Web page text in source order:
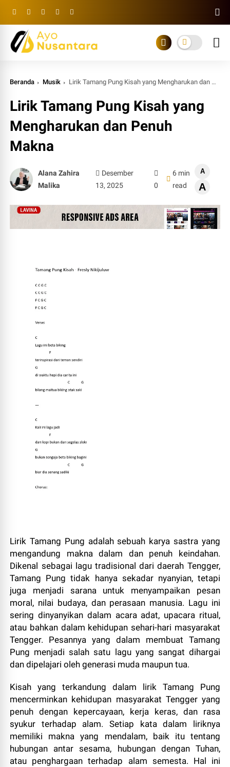
Beranda Musik Lirik Tamang Pung Kisah yang Mengharukan dan Penuh Makna
Lirik Tamang Pung Kisah yang
Mengharukan dan Penuh
Makna
Alana Zahira
Malika
Desember
13, 2025
0
6 min
read
A
A
Lirik Tamang Pung adalah sebuah karya sastra yang
mengandung makna dalam dan penuh keindahan.
Dikenal sebagai lagu tradisional dari daerah Tengger,
Tamang Pung tidak hanya sekadar nyanyian, tetapi
juga menjadi sarana untuk menyampaikan pesan
moral, nilai budaya, dan perasaan manusia. Lagu ini
sering dinyanyikan dalam acara adat, upacara ritual,
atau bahkan dalam kehidupan sehari-hari masyarakat
Tengger. Pesannya yang dalam membuat Tamang
Pung menjadi salah satu lagu yang sangat dihargai
dan dipelajari oleh generasi muda maupun tua.
Kisah yang terkandung dalam lirik Tamang Pung
mencerminkan kehidupan masyarakat Tengger yang
penuh dengan kepercayaan, kerja keras, dan rasa
syukur terhadap alam. Setiap kata dalam liriknya
memiliki makna yang mendalam, baik itu tentang
hubungan antar sesama, hubungan dengan Tuhan,
atau penghargaan terhadap alam semesta. Hal ini